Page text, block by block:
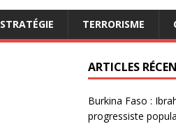
STRATÉGIE TERRORISME
ARTICLES
Burkina Faso :
progressiste